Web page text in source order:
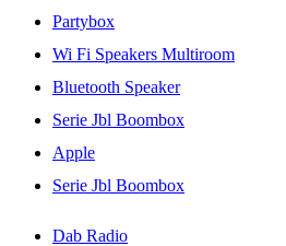
Partybox
Wi Fi Speakers Multiroom
Bluetooth Speaker
Serie Jbl Boombox
Apple
Serie Jbl Boombox
Dab Radio